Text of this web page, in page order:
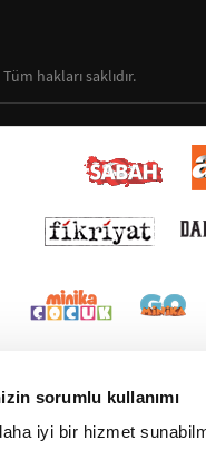
sorumlu kullanımı
iyi bir hizmet
Tüm hakları saklıdır.